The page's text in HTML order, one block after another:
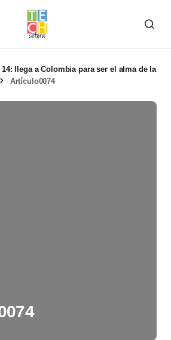
14: llega a Colombia para ser el alma de la
Artículo0074